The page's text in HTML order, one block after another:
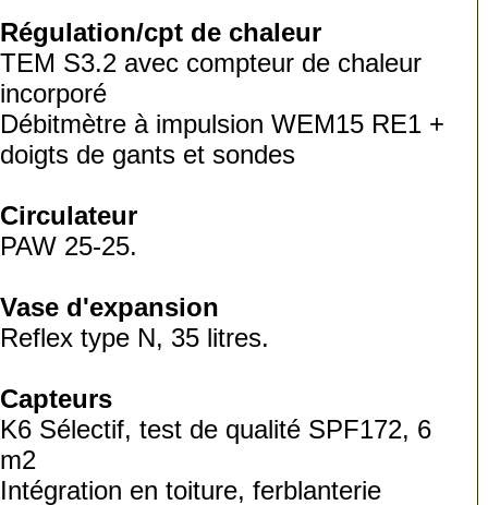
Régulation/cpt de chaleur
TEM S3.2 avec compteur de chaleur
incorporé
Débitmètre à impulsion WEM15 RE1 +
doigts de gants et sondes
Circulateur
PAW 25-25.
Vase d'expansion
Reflex type N, 35 litres.
Capteurs
K6 Sélectif, test de qualité SPF172, 6
m2
Intégration en toiture, ferblanterie